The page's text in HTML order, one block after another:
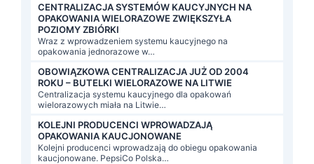
CENTRALIZACJA SYSTEMÓW KAUCYJNYCH NA
OPAKOWANIA WIELORAZOWE ZWIĘKSZYŁA
POZIOMY ZBIÓRKI
Wraz z wprowadzeniem systemu kaucyjnego na
opakowania jednorazowe w…
OBOWIĄZKOWA CENTRALIZACJA JUŻ OD 2004
ROKU – BUTELKI WIELORAZOWE NA LITWIE
Centralizacja systemu kaucyjnego dla opakowań
wielorazowych miała na Litwie…
KOLEJNI PRODUCENCI WPROWADZAJĄ
OPAKOWANIA KAUCJONOWANE
Kolejni producenci wprowadzają do obiegu opakowania
kaucjonowane. PepsiCo Polska…